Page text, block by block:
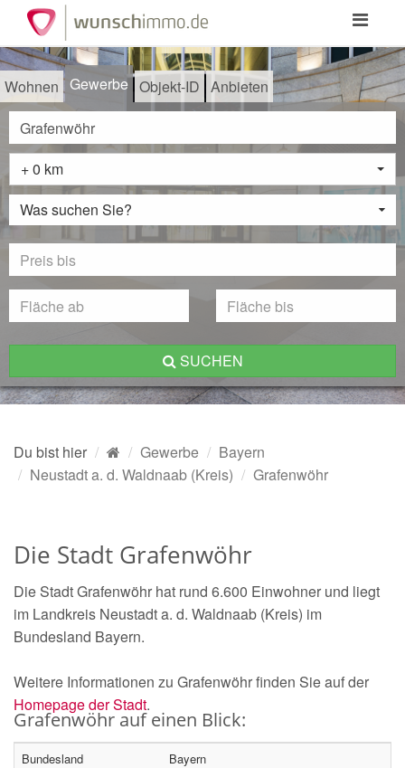
Toggle
Wohnen Gewerbe Objekt-ID Anbieten
+ 0 km
Was suchen Sie?
SUCHEN
Du bist hier Gewerbe
Bayern
Neustadt a. d. Waldnaab (Kreis)
Grafenwöhr
Die Stadt Grafenwöhr
Die Stadt Grafenwöhr hat rund 6.600 Einwohner und liegt
im Landkreis Neustadt a. d. Waldnaab (Kreis) im
Bundesland Bayern.
Weitere Informationen zu Grafenwöhr finden Sie auf der
Homepage der Stadt.
Grafenwöhr auf einen Blick:
Bundesland
Bayern